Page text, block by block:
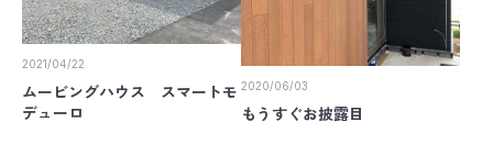
2021/04/22
ムービングハウス スマートモ
デューロ
2020/06/03
もうすぐお披露目